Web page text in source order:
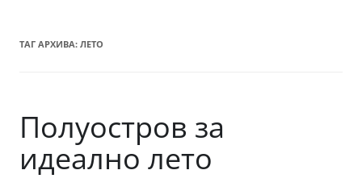
ТАГ АРХИВА: ЛЕТО
Полуостров за
идеално лето